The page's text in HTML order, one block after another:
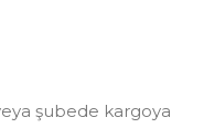
şubede kargoya